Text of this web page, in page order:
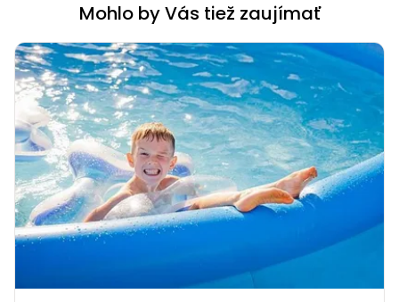
Mohlo by Vás tiež zaujímať